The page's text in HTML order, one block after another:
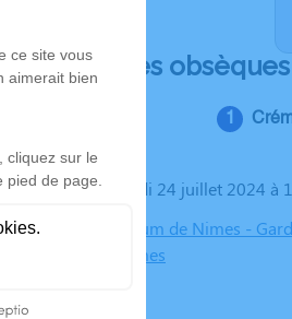
Déroulé des obsèques
Le mercredi 24 juillet 2024 à
Crématorium de Nimes -
30000 Nîmes